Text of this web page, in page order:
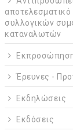
συλλογικών
καταναλωτών
Έρευνες -
Εκδηλώσεις
Εκδόσεις